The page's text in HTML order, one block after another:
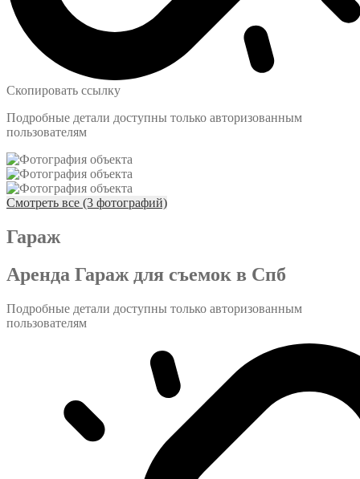
Скопировать ссылку
Подробные детали доступны только авторизованным
пользователям
Смотреть все (3 фотографий)
Гараж
Аренда Гараж для съемок в Спб
Подробные детали доступны только авторизованным
пользователям